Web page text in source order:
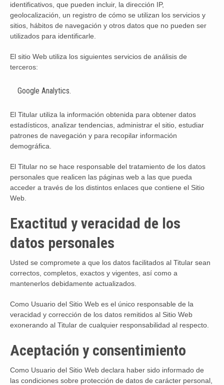
identificativos, que pueden incluir, la dirección IP,
geolocalización, un registro de cómo se utilizan los servicios y
sitios, hábitos de navegación y otros datos que no pueden ser
utilizados para identificarle.
El sitio Web utiliza los siguientes servicios de análisis de
terceros:
Google Analytics.
El Titular utiliza la información obtenida para obtener datos
estadísticos, analizar tendencias, administrar el sitio, estudiar
patrones de navegación y para recopilar información
demográfica.
El Titular no se hace responsable del tratamiento de los datos
personales que realicen las páginas web a las que pueda
acceder a través de los distintos enlaces que contiene el Sitio
Web.
Exactitud y veracidad de los
datos personales
Usted se compromete a que los datos facilitados al Titular sean
correctos, completos, exactos y vigentes, así como a
mantenerlos debidamente actualizados.
Como Usuario del Sitio Web es el único responsable de la
veracidad y corrección de los datos remitidos al Sitio Web
exonerando al Titular de cualquier responsabilidad al respecto.
Aceptación y consentimiento
Como Usuario del Sitio Web declara haber sido informado de
las condiciones sobre protección de datos de carácter personal,